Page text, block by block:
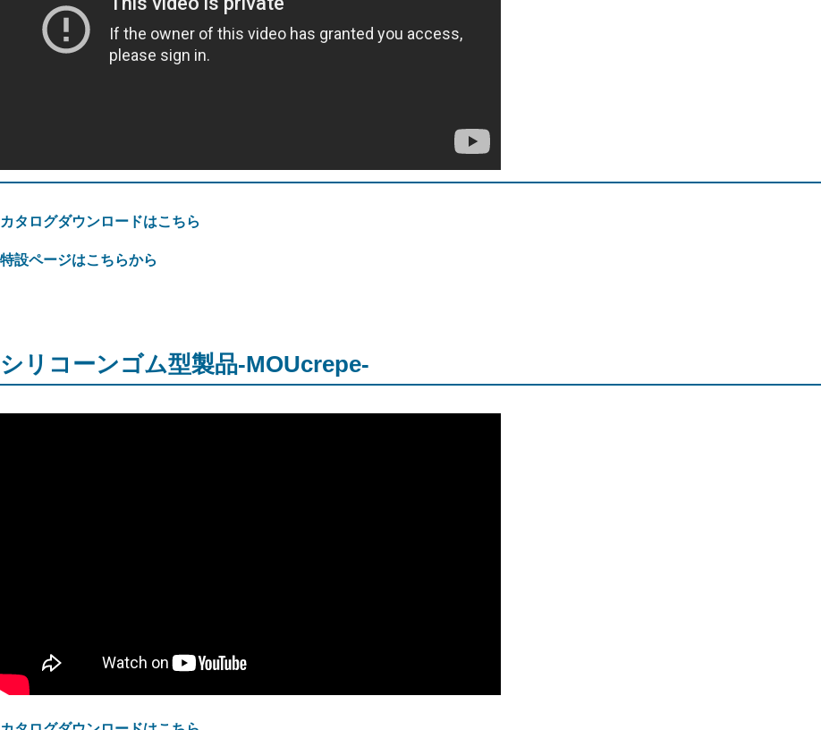
カタログダウンロードはこちら
特設ページはこちらから
シリコーンゴム型製品-MOUcrepe-